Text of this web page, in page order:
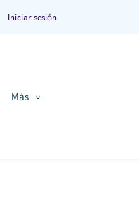
Iniciar sesión
Más